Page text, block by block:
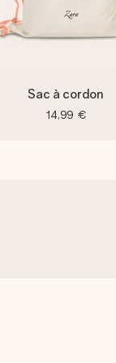
Sac à cordon
14,99 €